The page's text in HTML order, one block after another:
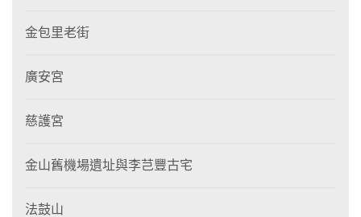
金包里老街
廣安宮
慈護宮
金山舊機場遺址與李芑豐古宅
法鼓山